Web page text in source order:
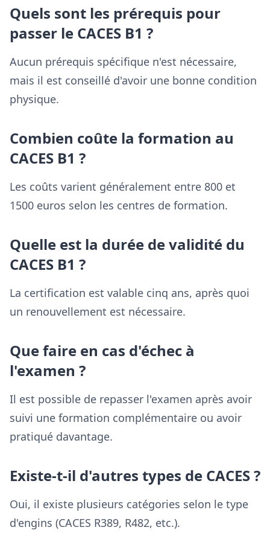
Quels sont les prérequis pour
passer le CACES B1 ?
Aucun prérequis spécifique n'est nécessaire,
mais il est conseillé d'avoir une bonne condition
physique.
Combien coûte la formation au
CACES B1 ?
Les coûts varient généralement entre 800 et
1500 euros selon les centres de formation.
Quelle est la durée de validité du
CACES B1 ?
La certification est valable cinq ans, après quoi
un renouvellement est nécessaire.
Que faire en cas d'échec à
l'examen ?
Il est possible de repasser l'examen après avoir
suivi une formation complémentaire ou avoir
pratiqué davantage.
Existe-t-il d'autres types de CACES ?
Oui, il existe plusieurs catégories selon le type
d'engins (CACES R389, R482, etc.).